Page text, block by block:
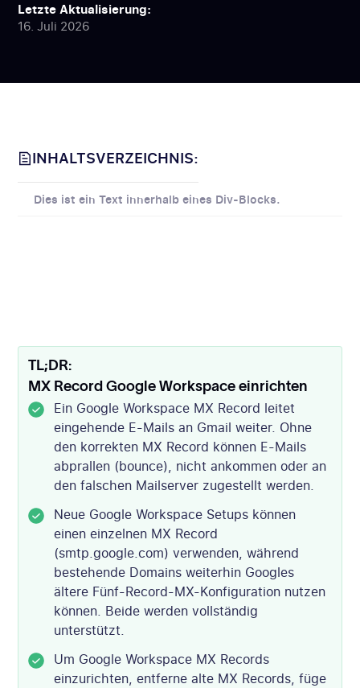
Letzte Aktualisierung:
16. Juli 2026
TL;DR:
MX Record Google Workspace einrichten
Ein Google Workspace MX Record leitet
eingehende E-Mails an Gmail weiter. Ohne
den korrekten MX Record können E-Mails
abprallen (bounce), nicht ankommen oder an
den falschen Mailserver zugestellt werden.
Neue Google Workspace Setups können
einen einzelnen MX Record
(smtp.google.com) verwenden, während
bestehende Domains weiterhin Googles
ältere Fünf-Record-MX-Konfiguration nutzen
können. Beide werden vollständig
unterstützt.
Um Google Workspace MX Records
einzurichten, entferne alte MX Records, füge
INHALTSVERZEICHNIS:
Dies ist ein Text innerhalb eines Div-Blocks.